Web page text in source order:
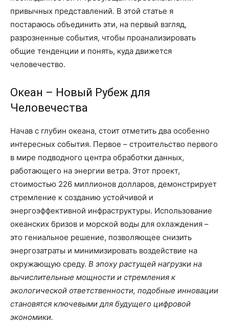
привычных представлений. В этой статье я
постараюсь объединить эти, на первый взгляд,
разрозненные события, чтобы проанализировать
общие тенденции и понять, куда движется
человечество.
Океан – Новый Рубеж для
Человечества
Начав с глубин океана, стоит отметить два особенно
интересных события. Первое – строительство первого
в мире подводного центра обработки данных,
работающего на энергии ветра. Этот проект,
стоимостью 226 миллионов долларов, демонстрирует
стремление к созданию устойчивой и
энергоэффективной инфраструктуры. Использование
океанских бризов и морской воды для охлаждения –
это гениальное решение, позволяющее снизить
энергозатраты и минимизировать воздействие на
окружающую среду. В эпоху растущей нагрузки на
вычислительные мощности и стремления к
экологической ответственности, подобные инновации
становятся ключевыми для будущего цифровой
экономики.